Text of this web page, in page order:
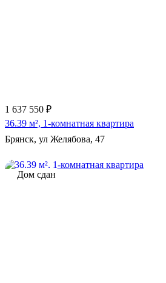
1 637 550 ₽
36.39 м², 1-комнатная квартира
Брянск, ул Желябова, 47
Дом сдан